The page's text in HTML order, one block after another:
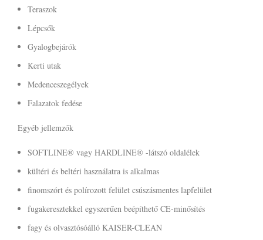
Teraszok
Lépcsők
Gyalogbejárók
Kerti utak
Medenceszegélyek
Falazatok fedése
Egyéb jellemzők
SOFTLINE® vagy HARDLINE® -látszó oldalélek
kültéri és beltéri használatra is alkalmas
finomszórt és polírozott felület csúszásmentes lapfelület
fugakeresztekkel egyszerűen beépíthető CE-minősítés
fagy és olvasztósóálló KAISER-CLEAN